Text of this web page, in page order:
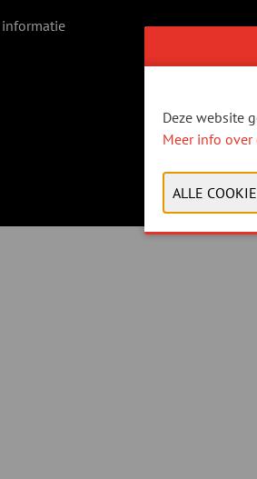
informatie
Deze website
Meer info over